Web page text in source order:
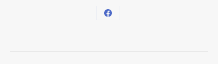
Share
Facebook